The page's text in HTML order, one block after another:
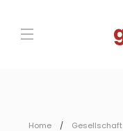
Home Gesellschaft